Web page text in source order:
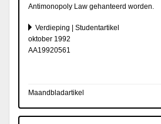
Antimonopoly Law gehanteerd worden.
Verdieping | Studentartikel
oktober 1992
AA19920561
Maandbladartikel